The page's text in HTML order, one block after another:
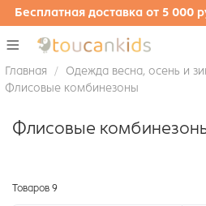
Бесплатная доставка от 5 000
Главная
Одежда весна, осень и
Флисовые комбинезоны
Флисовые
Товаров 9